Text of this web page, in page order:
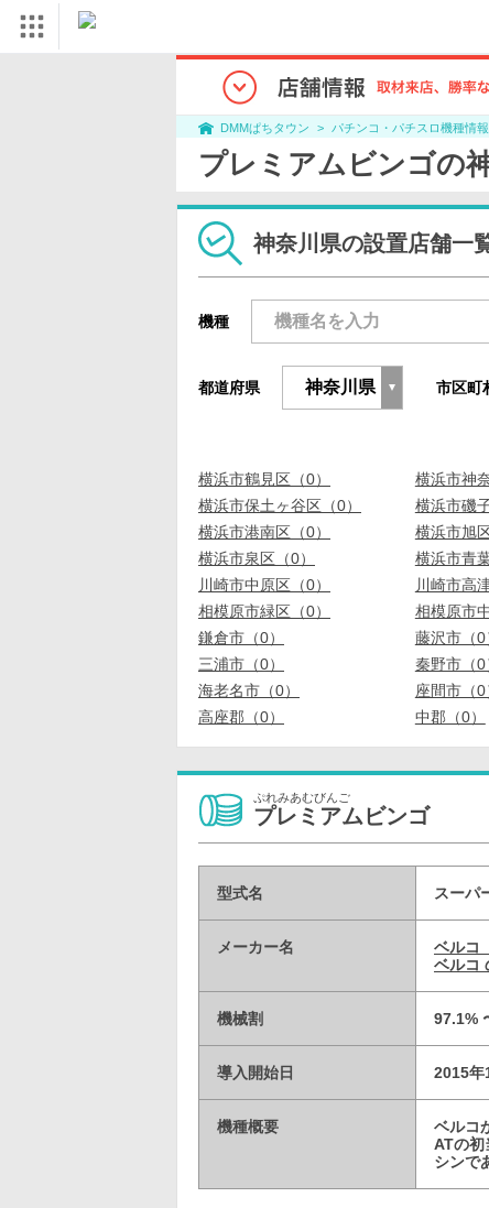
DMMぱちタウン パチンコ・パチスロ機種情
プレミアムビンゴの
神奈川県の設置店舗一
機種
都道府県 市区町
横浜市鶴見区（0） 横浜市神
横浜市保土ヶ谷区（0）
横浜市磯
横浜市港南区（0）
横浜市旭
横浜市泉区（0）
横浜市青
川崎市中原区（0）
川崎市高
相模原市緑区（0）
相模原市
鎌倉市（0）
藤沢市（0
三浦市（0）
秦野市（0
海老名市（0）
座間市（0
高座郡（0）
中郡（0）
ぷれみあむびんご
プレミアムビンゴ
型式名 スーパ
メーカー名
ベルコ
ベルコ
機械割 97.1%
導入開始日 2015年
機種概要
ベルコ
ATの初
シンで